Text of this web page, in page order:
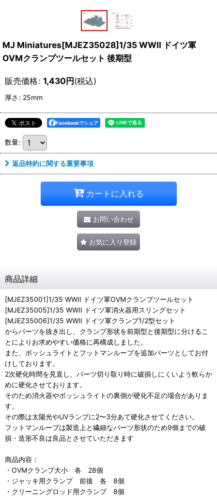
MJ Miniatures[MJEZ35028]1/35 WWII ドイツ軍
OVMクランプツールセット 後期型
販売価格: 1,430円(税込)
厚さ : 25mm
Facebookでシェア
数量:
返品特約に関する重要事項
カートに入れる
お問い合わせ
お気に入り登録
商品詳細
[MJEZ35001]1/35 WWII ドイツ軍OVMクランプツールセット
[MJEZ35005]1/35 WWII ドイツ軍消火器用スリングセット
[MJEZ35006]1/35 WWII ドイツ軍クランプ1/2型セット
からパーツを抜き出し、クランプ形状を前期型と後期型に分けるこ
とによりお求めやすい価格に再構成しました。
また、ボッシュライトとフットマンループを追加パーツとしてお付
けしております。
2次硬化時間を見直し、パーツ切り取り時に破損しにくいよう軟らか
めに硬化させております。
そのため消火器やボッシュライトの裏側が硬化不足の場合がありま
す。
その際は太陽光やUVランプに2〜3分あて硬化させてください。
フットマンループは製造上と繊細なパーツ形状のため9個までの破
損・造形不良は良品とさせていただきます
商品内容：
・OVMクランプ大小 各 28個
・ジャッキ用クランプ 前後 各 8個
・クリーニングロッド用クランプ 8個